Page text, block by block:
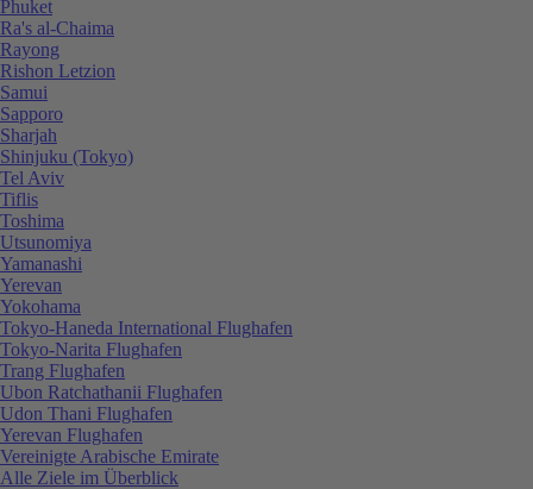
Phuket
Ra's al-Chaima
Rayong
Rishon Letzion
Samui
Sapporo
Sharjah
Shinjuku (Tokyo)
Tel Aviv
Tiflis
Toshima
Utsunomiya
Yamanashi
Yerevan
Yokohama
Tokyo-Haneda International Flughafen
Tokyo-Narita Flughafen
Trang Flughafen
Ubon Ratchathanii Flughafen
Udon Thani Flughafen
Yerevan Flughafen
Vereinigte Arabische Emirate
Alle Ziele im Überblick